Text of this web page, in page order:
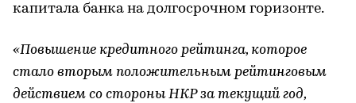
капитала банка на долгосрочном горизонте.
«Повышение кредитного рейтинга, которое
стало вторым положительным рейтинговым
действием со стороны НКР за текущий год,